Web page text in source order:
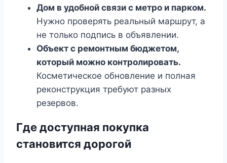
Дом в удобной связи с метро и парком.
Нужно проверять реальный маршрут, а
не только подпись в объявлении.
Объект с ремонтным бюджетом,
который можно контролировать.
Косметическое обновление и полная
реконструкция требуют разных
резервов.
Где доступная покупка
становится дорогой